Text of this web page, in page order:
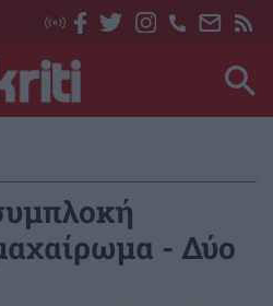
- Δύο